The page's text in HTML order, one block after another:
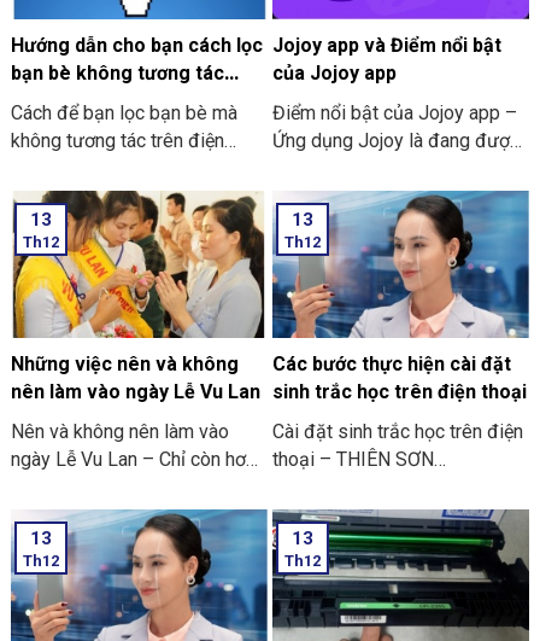
Hướng dẫn cho bạn cách lọc
bạn bè không tương tác
trên Facebook nhanh nhất
2024
Cách để bạn lọc bạn bè mà
không tương tác trên điện
Jojoy app và Điểm nổi bật
của Jojoy app
Điểm nổi bật của Jojoy app –
Ứng dụng Jojoy là đang được
đồng người yêu thích các trò
chơi điện tử ở trên điện thoại
di động.
13
Th12
Những việc nên và không
nên làm vào ngày Lễ Vu Lan
Nên và không nên làm vào
ngày Lễ Vu Lan – Chỉ còn hơn
ngày Vu Lan báo hiếu rồi.
THIÊN SƠN COMPUTER chia
sẻ với bạn về những việc nên
và không nên làm ngày Lễ Vu
Lan nhé.
13
Th12
Các bước thực hiện cài đặt
sinh trắc học trên điện thoại
Cài đặt sinh trắc học trên điện
thoại – THIÊN SƠN
khảo “các bước thực hiện cài
đặt sinh trắc học trên điện
thoại” nhé
13
Th12
13
Th12